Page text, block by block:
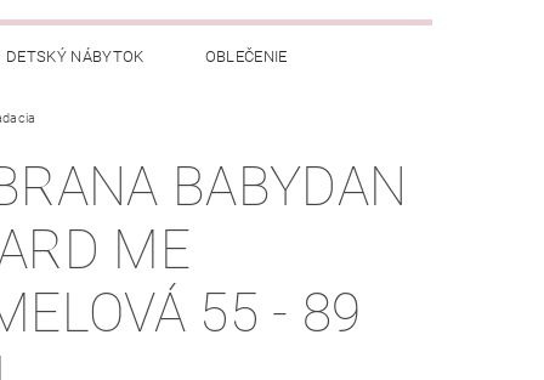
DETSKÝ NÁBYTOK OBLEČENIE
BABYDAN
ME
55 - 89